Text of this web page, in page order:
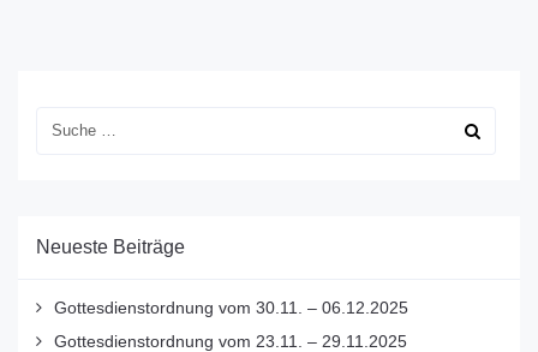
Neueste Beiträge
Gottesdienstordnung vom 30.11. – 06.12.2025
Gottesdienstordnung vom 23.11. – 29.11.2025